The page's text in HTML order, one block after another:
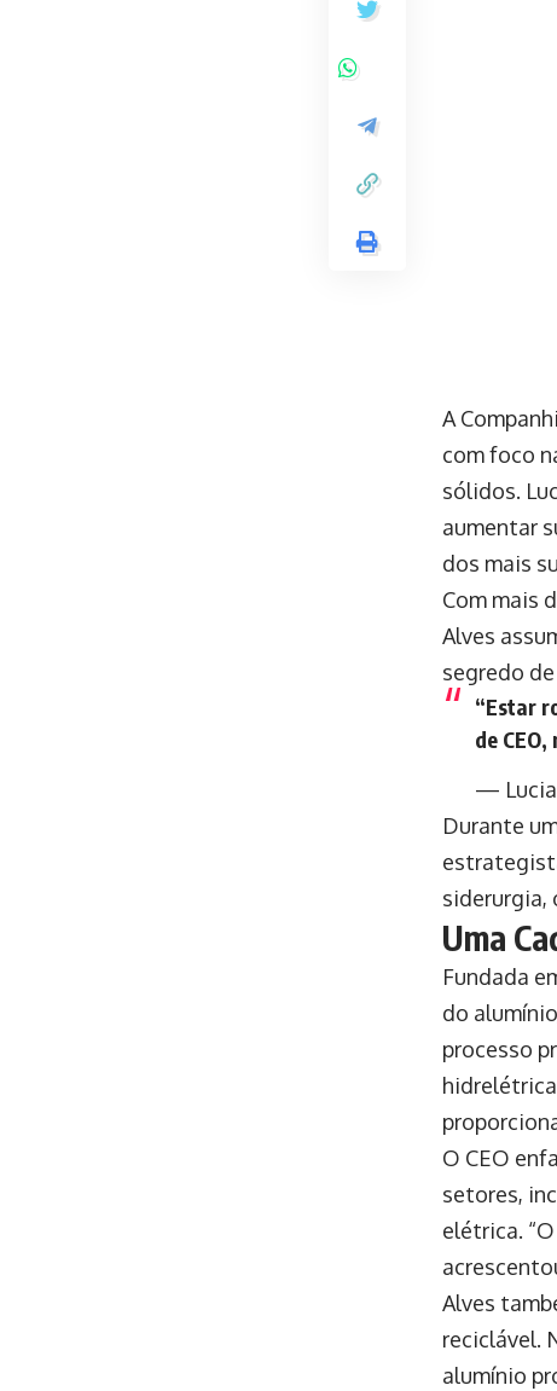
A
com foco
sólidos.
aumentar
dos mais
Com mais
Alves
segredo
“Estar
de
—
Durante
siderurgia,
Uma
Fundada
do
processo
O CEO
setores,
elétrica.
Alves
reciclável.
alumínio